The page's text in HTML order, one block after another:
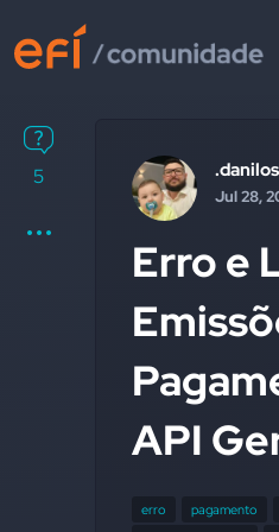
5
Jul 28,
Erro e
API
erro pagamento